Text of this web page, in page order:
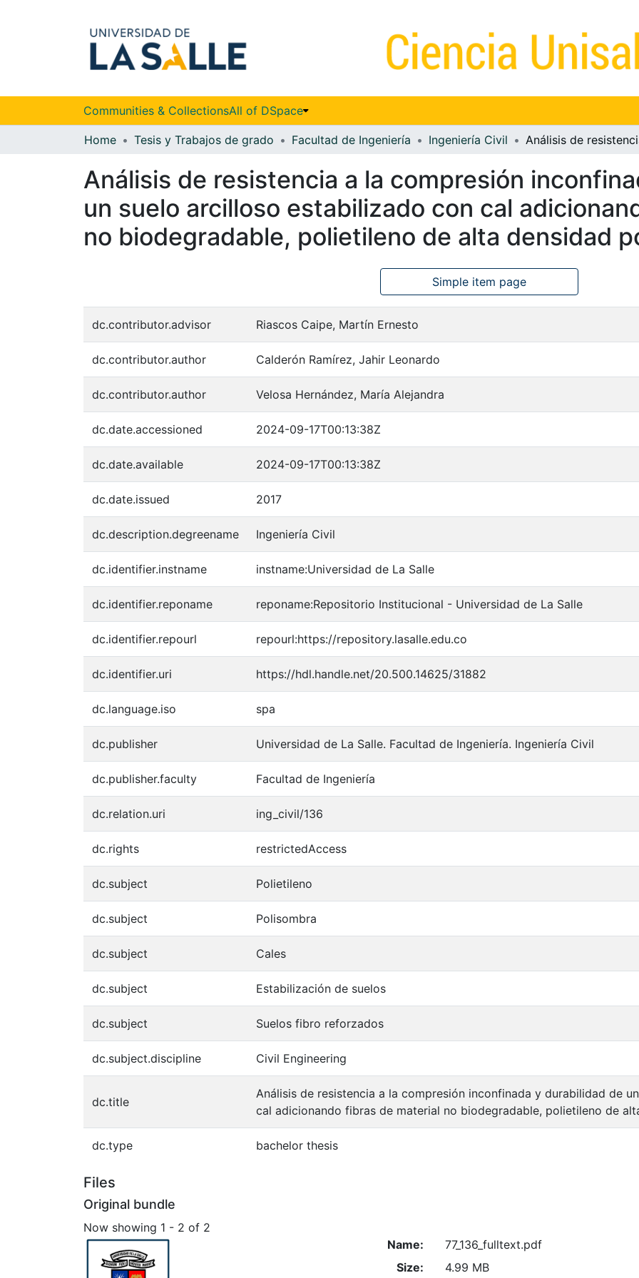
Communities & CollectionsAll of DSpace
Home Tesis y Trabajos de grado Facultad de Ingeniería Ingeniería Civil
Análisis de resistencia a la compresión
un suelo arcilloso estabilizado con cal
no biodegradable, polietileno de alta densidad
Simple item page
dc.contributor.advisor Riascos Caipe, Martín Ernesto
dc.contributor.author Calderón Ramírez, Jahir Leonardo
dc.contributor.author Velosa Hernández, María Alejandra
dc.date.accessioned 2024-09-17T00:13:38Z
dc.date.available 2024-09-17T00:13:38Z
dc.date.issued 2017
dc.description.degreename Ingeniería Civil
dc.identifier.instname instname:Universidad de La Salle
dc.identifier.reponame reponame:Repositorio Institucional - Universidad de La Salle
dc.identifier.repourl repourl:https://repository.lasalle.edu.co
dc.identifier.uri https://hdl.handle.net/20.500.14625/31882
dc.language.iso spa
dc.publisher Universidad de La Salle. Facultad de Ingeniería. Ingeniería Civil
dc.publisher.faculty Facultad de Ingeniería
dc.relation.uri ing_civil/136
dc.rights restrictedAccess
dc.subject Polietileno
dc.subject Polisombra
dc.subject Cales
dc.subject Estabilización de suelos
dc.subject Suelos fibro reforzados
dc.subject.discipline Civil Engineering
dc.title
Análisis de resistencia a la compresión inconfinada y durabilidad de
cal adicionando fibras de material no biodegradable, polietileno de
dc.type bachelor thesis
Files
Original bundle
Now showing 1 - 2 of 2
Name:
77_136_fulltext.pdf
Size:
4.99 MB